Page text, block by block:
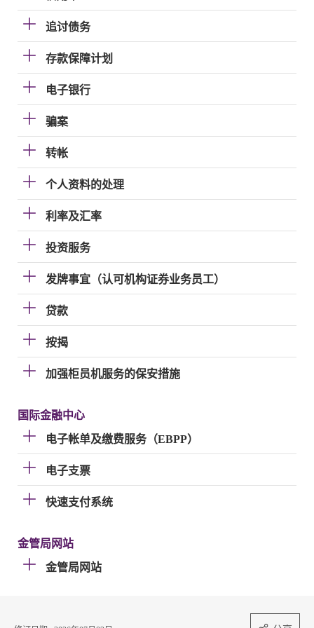
追讨债务
存款保障计划
电子银行
骗案
转帐
个人资料的处理
利率及汇率
投资服务
发牌事宜（认可机构证券业务员工）
贷款
按揭
加强柜员机服务的保安措施
国际金融中心
电子帐单及缴费服务（EBPP）
电子支票
快速支付系统
金管局网站
金管局网站